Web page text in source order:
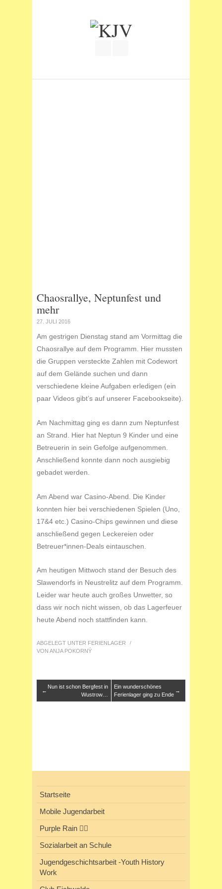
Chaosrallye, Neptunfest und
mehr
27. JULI 2016
Am gestrigen Dienstag stand am Vormittag die
Chaosrallye auf dem Programm. Hier mussten
die Gruppen versteckte Zahlen mit Codewort
auf dem Gelände suchen und dann
verschiedene kleine Aufgaben erledigen (ein
paar Videos gibt’s auf unserer Facebookseite).
Am Nachmittag ging es dann zum Neptunfest
an Strand. Hier hat Neptun 9 Kinder und eine
Betreuerin in sein Gefolge aufgenommen.
Anschließend konnte dann noch ausgiebig
gebadet werden.
Am Abend war Casino-Abend. Die Kinder
konnten hier bei verschiedenen Spielen (Uno,
17&4 etc.) Casino-Chips gewinnen und diese
anschließend gegen Leckereien oder
Betreuer*innen-Deals eintauschen.
Am heutigen Mittwoch stand der Besuch des
Slawendorfs in Neustrelitz auf dem Programm.
Leider war heute auch großes Unwetter, so
dass wir noch nicht wissen, ob das Lagerfeuer
heute Abend noch stattfinden kann.
ABGELEGT UNTER FERIENLAGER /
VON ANJA POKORNÝ
←
Nun ist schon Bergfest in
Wustrow…
Ein wunderschönes
Ferienlager ging zu Ende
→
Startseite
Mobile Jugendarbeit
Purple Rain 🏳️‍🌈
Sozialarbeit an Schule
Jugendgeschichtsarbeit -Youth History
Work